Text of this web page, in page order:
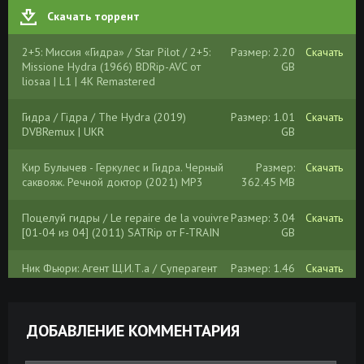
Скачать торрент
2+5: Миссия «Гидра» / Star Pilot / 2+5:
Missione Hydra (1966) BDRip-AVC от
liosaa | L1 | 4K Remastered
Размер: 2.20
GB
Скачать
Гидра / Гідра / The Hydra (2019)
DVBRemux | UKR
Размер: 1.01
GB
Скачать
Кир Булычев - Геркулес и Гидра. Черный
саквояж. Речной доктор (2021) MP3
Размер:
362.45 MB
Скачать
Поцелуй гидры / Le repaire de la vouivre
[01-04 из 04] (2011) SATRip от F-TRAIN
Размер: 3.04
GB
Скачать
Ник Фьюри: Агент Щ.И.Т.а / Суперагент
Ник Фьюри / Обезглавить Гидру / Nick
Размер: 1.46
GB
Скачать
Гидра / Hydra (2009) DVDRip
Размер: 1.37
ДОБАВЛЕНИЕ КОММЕНТАРИЯ